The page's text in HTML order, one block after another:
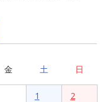
金 土 日
1 2